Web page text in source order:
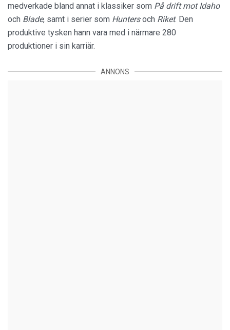
medverkade bland annat i klassiker som På drift mot Idaho
och Blade, samt i serier som Huntersoch Riket. Den
produktive tysken hann vara med i närmare 280
produktioner i sin karriär.
ANNONS